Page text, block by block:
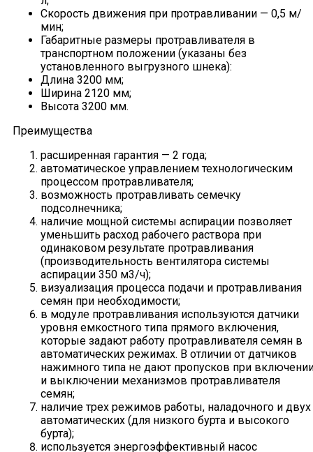
Скорость движения при протравливании — 0,5 м/
мин;
Габаритные размеры протравливателя в
транспортном положении (указаны без
установленного выгрузного шнека):
Длина 3200 мм;
Ширина 2120 мм;
Высота 3200 мм.
Преимущества
расширенная гарантия — 2 года;
автоматическое управлением технологическим
процессом протравливателя;
возможность протравливать семечку
подсолнечника;
наличие мощной системы аспирации позволяет
уменьшить расход рабочего раствора при
одинаковом результате протравливания
(производительность вентилятора системы
аспирации 350 м3/ч);
визуализация процесса подачи и протравливания
семян при необходимости;
в модуле протравливания используются датчики
уровня емкостного типа прямого включения,
которые задают работу протравливателя семян в
автоматических режимах. В отличии от датчиков
нажимного типа не дают пропусков при
и выключении механизмов протравливателя
семян;
наличие трех режимов работы, наладочного и двух
автоматических (для низкого бурта и высокого
бурта);
используется энергоэффективный насос